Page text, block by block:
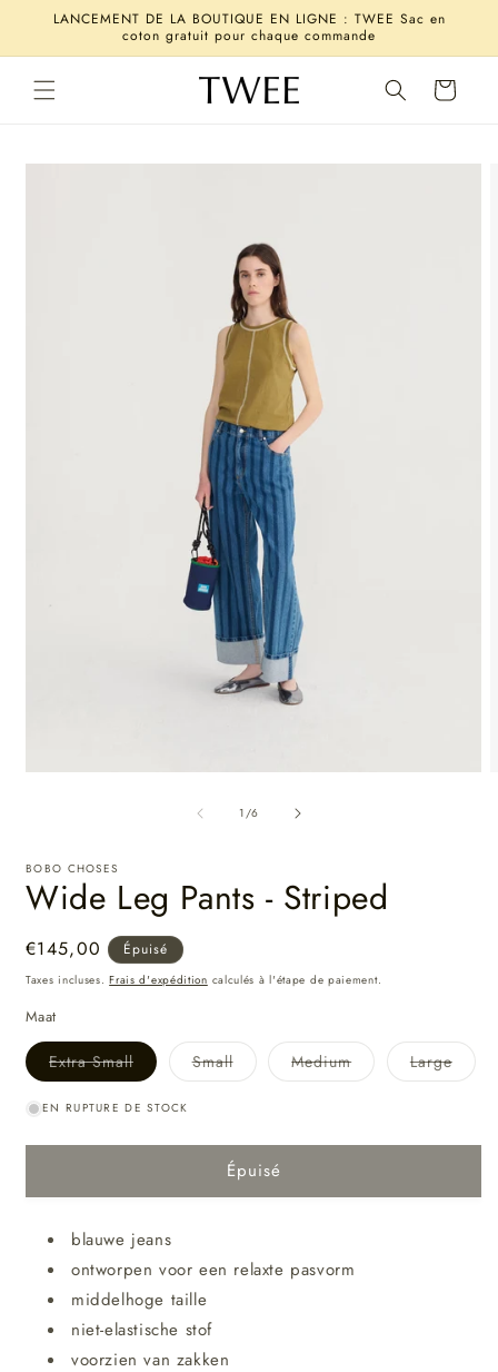
passer
contenu
LANCEMENT DE LA BOUTIQUE EN LIGNE : TWEE Sac en
coton gratuit pour chaque commande
Panier
Passer aux
1/de
6
BOBO CHOSES
Wide Leg Pants - Striped
Prix
habituel
€145,00 Épuisé
Taxes incluses.Frais d'expédition calculés à l'étape de paiement.
Maat
Extra SmallVariante
épuisée
indisponible
SmallVariante
épuisée
MediumVariante
épuisée
Large
EN RUPTURE DE STOCK
Épuisé
blauwe jeans
ontworpen voor een relaxte pasvorm
middelhoge taille
niet-elastische stof
voorzien van zakken